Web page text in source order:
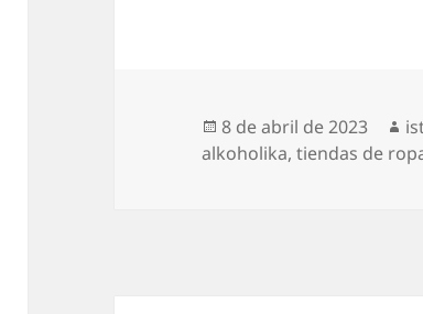
Publicado
el
8 de abril de 2023
alkoholika,tiendas de